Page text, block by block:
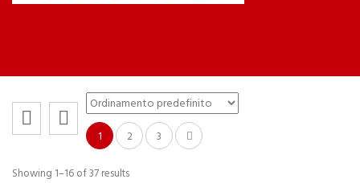
1 2 3
Showing 1–16 of 37 results